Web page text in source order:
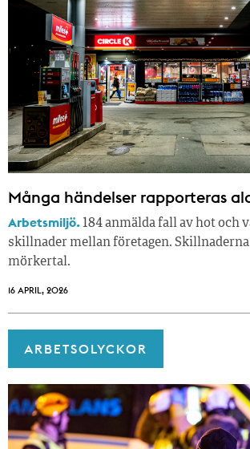
Många händelser rapporteras
Arbetsmiljö.184 anmälda fall av hot och
skillnader mellan företagen.
mörkertal.
16 APRIL, 2026
ARBETSOLYCKOR